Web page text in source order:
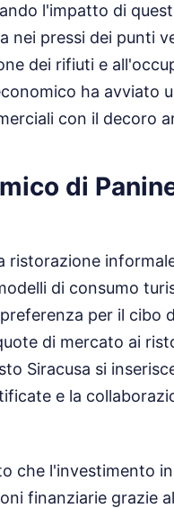
l'impatto di
nei pressi dei punti
dei rifiuti e
ha avviato
con il decoro
di
ristorazione
di consumo
per il cibo
di mercato ai
Siracusa si
e la
che l'investimento
finanziarie grazie